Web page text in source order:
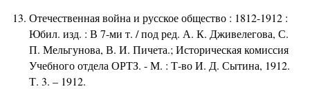
Отечественная война и русское общество : 1812-1912 :
Юбил. изд. : В 7-ми т. / под ред. А. К. Дживелегова, С.
П. Мельгунова, В. И. Пичета.; Историческая комиссия
Учебного отдела ОРТЗ. - М. : Т-во И. Д. Сытина, 1912.
Т. 3. – 1912.